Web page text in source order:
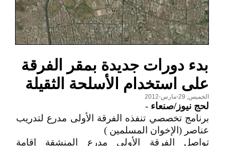
بدء دورات جديدة بمقر الفرقة
على استخدام الأسلحة الثقيلة
الخميس, 29-مارس-2012
لحج نيوز/صنعاء -
برنامج تخصصي تنفذه الفرقة الأولى مدرع لتدريب
عناصر (الإخوان المسلمين )
تواصل الفرقة الأولى مدرع المنشقة إقامة